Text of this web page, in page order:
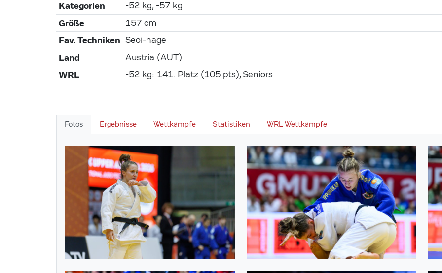
Kategorien -52 kg, -57 kg
Größe 157 cm
Fav. Techniken Seoi-nage
Land Austria (AUT)
WRL -52 kg: 141. Platz (105 pts), Seniors
Fotos Ergebnisse Wettkämpfe Statistiken WRL Wettkämpfe